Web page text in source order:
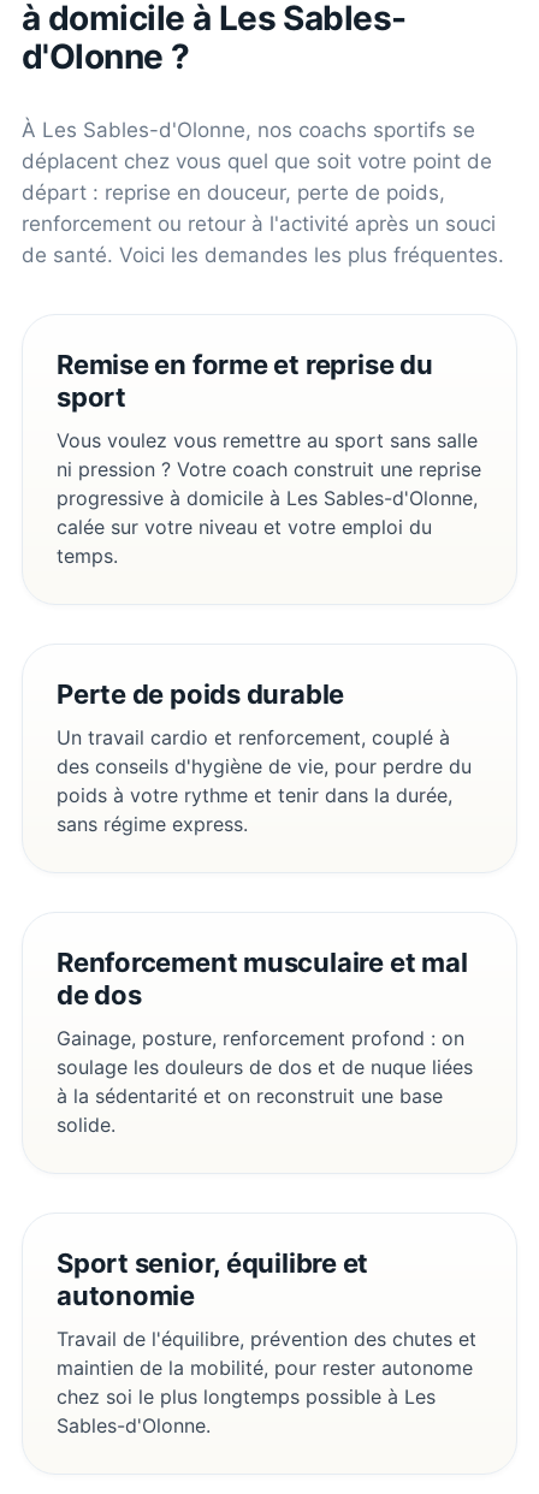
à domicile à Les Sables-
d'Olonne ?
À Les Sables-d'Olonne, nos coachs sportifs se
déplacent chez vous quel que soit votre point de
départ : reprise en douceur, perte de poids,
renforcement ou retour à l'activité après un souci
de santé. Voici les demandes les plus fréquentes.
Remise en forme et reprise du
sport
Vous voulez vous remettre au sport sans salle
ni pression ? Votre coach construit une reprise
progressive à domicile à Les Sables-d'Olonne,
calée sur votre niveau et votre emploi du
temps.
Perte de poids durable
Un travail cardio et renforcement, couplé à
des conseils d'hygiène de vie, pour perdre du
poids à votre rythme et tenir dans la durée,
sans régime express.
Renforcement musculaire et mal
de dos
Gainage, posture, renforcement profond : on
soulage les douleurs de dos et de nuque liées
à la sédentarité et on reconstruit une base
solide.
Sport senior, équilibre et
autonomie
Travail de l'équilibre, prévention des chutes et
maintien de la mobilité, pour rester autonome
chez soi le plus longtemps possible à Les
Sables-d'Olonne.